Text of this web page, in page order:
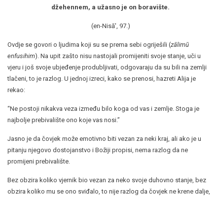
džehennem, a užasno je on boravište.
(en-Nisā', 97.)
Ovdje se govori o ljudima koji su se prema sebi ogriješili (zālimū
enfusihim). Na upit zašto nisu nastojali promijeniti svoje stanje, uči u
vjeru i još svoje ubjeđenje produbljivati, odgovaraju da su bili na zemlji
tlačeni, to je razlog. U jednoj izreci, kako se prenosi, hazreti Alija je
rekao:
“Ne postoji nikakva veza između bilo koga od vas i zemlje. Stoga je
najbolje prebivalište ono koje vas nosi.”
Jasno je da čovjek može emotivno biti vezan za neki kraj, ali ako je u
pitanju njegovo dostojanstvo i Božiji propisi, nema razlog da ne
promijeni prebivalište.
Bez obzira koliko vjernik bio vezan za neko svoje duhovno stanje, bez
obzira koliko mu se ono sviđalo, to nije razlog da čovjek ne krene dalje,